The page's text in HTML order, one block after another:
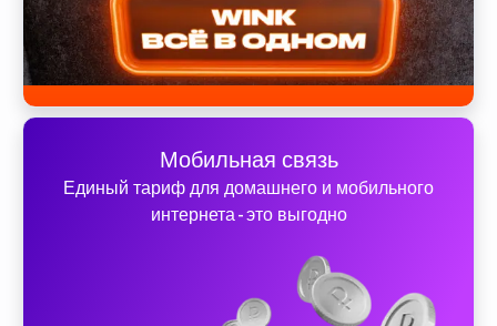
Мобильная связь
Единый тариф для домашнего и мобильного
интернета - это выгодно